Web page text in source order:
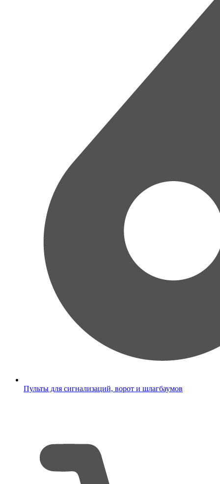
Пульты для сигнализаций, ворот и шлагбаумов